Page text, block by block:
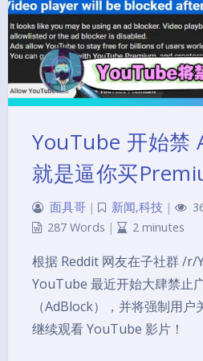
YouTube 开始禁
就是逼你买
面具哥 | 新闻,科技 |
287 Words | 2 minutes
根据 Reddit 网友在子社群 /r/
YouTube 最近开始大肆禁止
（AdBlock），并将强制用
继续观看 YouTube 影片！